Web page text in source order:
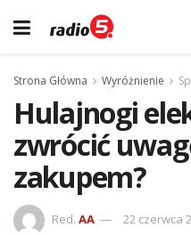
Strona Główna Wyróżnienie
Hulajnogi
zwrócić
zakupem?
Red. AA 22 czerwca